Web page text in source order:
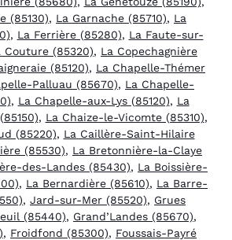
(85130), La Garnache (85710), La
, La Ferrière (85280), La Faute-sur-
Couture (85320), La Copechagnière
(85120), La Chapelle-Thémer
Palluau (85670), La Chapelle-
, La Chapelle-aux-Lys (85120), La
, La Chaize-le-Vicomte (85310),
(85220), La Caillère-Saint-Hilaire
(85530), La Bretonnière-la-Claye
des-Landes (85430), La Boissière-
, La Bernardière (85610), La Barre-
, Jard-sur-Mer (85520), Grues
(85440), Grand’Landes (85670),
, Froidfond (85300), Foussais-Payré